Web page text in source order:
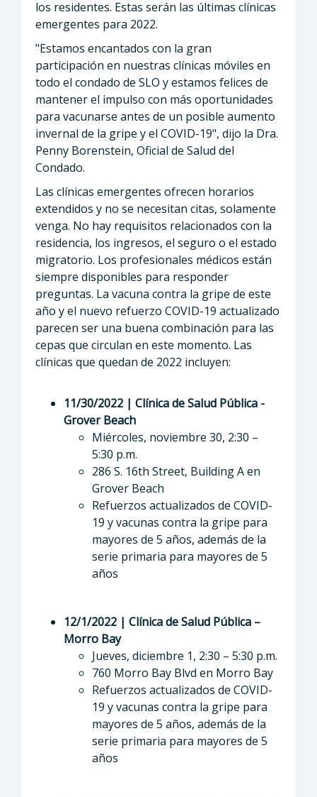
los residentes. Estas serán las últimas clínicas
emergentes para 2022.
"Estamos encantados con la gran
participación en nuestras clínicas móviles en
todo el condado de SLO y estamos felices de
mantener el impulso con más oportunidades
para vacunarse antes de un posible aumento
invernal de la gripe y el COVID-19", dijo la Dra.
Penny Borenstein, Oficial de Salud del
Condado.
Las clínicas emergentes ofrecen horarios
extendidos y no se necesitan citas, solamente
venga. No hay requisitos relacionados con la
residencia, los ingresos, el seguro o el estado
migratorio. Los profesionales médicos están
siempre disponibles para responder
preguntas. La vacuna contra la gripe de este
año y el nuevo refuerzo COVID-19 actualizado
parecen ser una buena combinación para las
cepas que circulan en este momento. Las
clínicas que quedan de 2022 incluyen:
11/30/2022 | Clínica de Salud Pública -
Grover Beach
Miércoles, noviembre 30, 2:30 –
5:30 p.m.
286 S. 16th Street, Building A en
Grover Beach
Refuerzos actualizados de COVID-
19 y vacunas contra la gripe para
mayores de 5 años, además de la
serie primaria para mayores de 5
años
12/1/2022 | Clínica de Salud Pública –
Morro Bay
Jueves, diciembre 1, 2:30 – 5:30 p.m.
760 Morro Bay Blvd en Morro Bay
Refuerzos actualizados de COVID-
19 y vacunas contra la gripe para
mayores de 5 años, además de la
serie primaria para mayores de 5
años